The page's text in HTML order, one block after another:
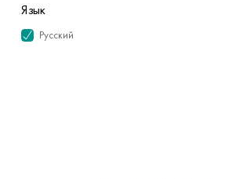
Язык
Русский